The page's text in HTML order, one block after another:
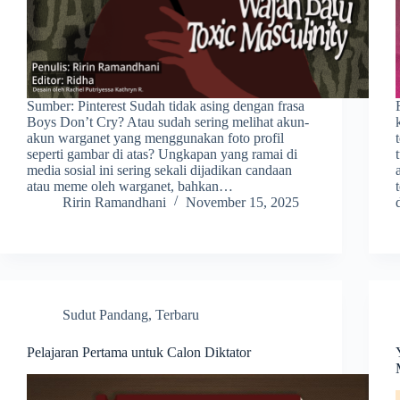
Sumber: Pinterest Sudah tidak asing dengan frasa
Boys Don’t Cry? Atau sudah sering melihat akun-
akun warganet yang menggunakan foto profil
seperti gambar di atas? Ungkapan yang ramai di
media sosial ini sering sekali dijadikan candaan
atau meme oleh warganet, bahkan…
Ririn Ramandhani
November 15, 2025
Sudut Pandang, Terbaru
Pelajaran Pertama untuk Calon Diktator